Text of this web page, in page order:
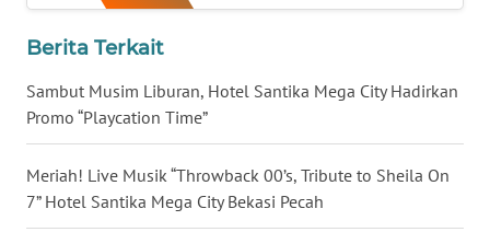
Berita Terkait
Sambut Musim Liburan, Hotel Santika Mega City Hadirkan
Promo “Playcation Time”
Meriah! Live Musik “Throwback 00’s, Tribute to Sheila On
7” Hotel Santika Mega City Bekasi Pecah
WN